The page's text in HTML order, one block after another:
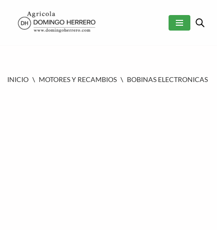
SALTAR
INICIO \ MOTORES Y RECAMBIOS \ BOBINAS ELECTRONICAS